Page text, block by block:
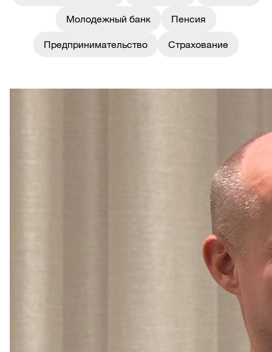
Молодежный банк Пенсия
Предпринимательство Страхование